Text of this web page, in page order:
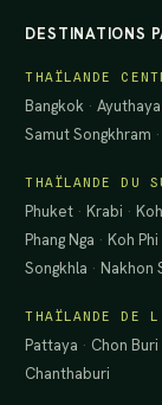
DESTINATIONS
THAÏLANDE
Bangkok ·Ayuthaya
Samut Songkhram
THAÏLANDE DU
Phuket · Krabi ·
Phang Nga · Koh Phi
Songkhla · Nakhon
THAÏLANDE DE
Pattaya · Chon Buri
Chanthaburi